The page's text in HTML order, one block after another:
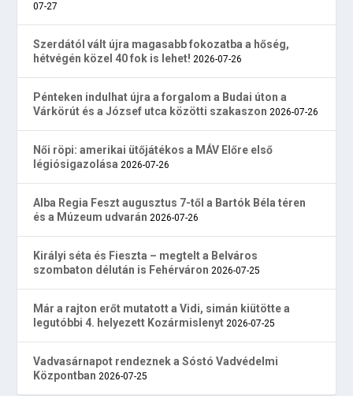
07-27
Szerdától vált újra magasabb fokozatba a hőség,
hétvégén közel 40 fok is lehet! 2026-07-26
Pénteken indulhat újra a forgalom a Budai úton a
Várkörút és a József utca közötti szakaszon 2026-07-26
Női röpi: amerikai ütőjátékos a MÁV Előre első
légiósigazolása 2026-07-26
Alba Regia Feszt augusztus 7-től a Bartók Béla téren
és a Múzeum udvarán 2026-07-26
Királyi séta és Fieszta – megtelt a Belváros
szombaton délután is Fehérváron 2026-07-25
Már a rajton erőt mutatott a Vidi, simán kiütötte a
legutóbbi 4. helyezett Kozármislenyt 2026-07-25
Vadvasárnapot rendeznek a Sóstó Vadvédelmi
Központban 2026-07-25